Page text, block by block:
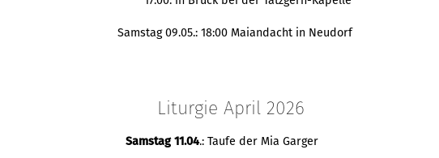
Samstag 09.05.: 18:00 Maiandacht in Neudorf
Liturgie April 2026
Samstag 11.04.: Taufe der Mia Garger